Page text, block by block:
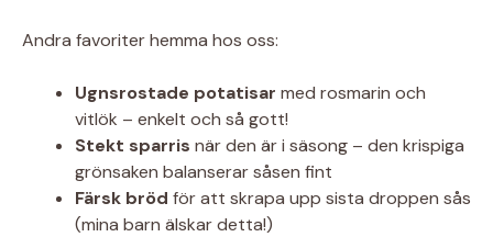
Andra favoriter hemma hos oss:
Ugnsrostade potatisar med rosmarin och
vitlök – enkelt och så gott!
Stekt sparris när den är i säsong – den krispiga
grönsaken balanserar såsen fint
Färsk bröd för att skrapa upp sista droppen sås
(mina barn älskar detta!)